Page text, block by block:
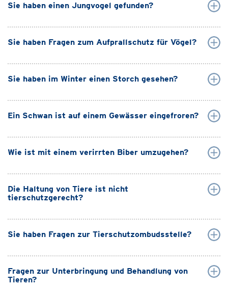
Sie haben einen Jungvogel gefunden?
Sie haben Fragen zum Aufprallschutz für Vögel?
Sie haben im Winter einen Storch gesehen?
Ein Schwan ist auf einem Gewässer eingefroren?
Wie ist mit einem verirrten Biber umzugehen?
Die Haltung von Tiere ist nicht
tierschutzgerecht?
Sie haben Fragen zur Tierschutzombudsstelle?
Fragen zur Unterbringung und Behandlung von
Tieren?